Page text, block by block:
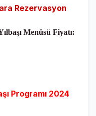
Rezervasyon
Menüsü Fiyatı:
Programı 2024